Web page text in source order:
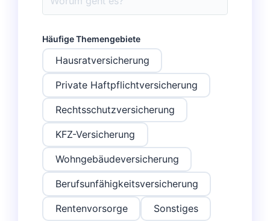
Häufige Themengebiete
Hausratversicherung
Private Haftpflichtversicherung
Rechtsschutzversicherung
KFZ-Versicherung
Wohngebäudeversicherung
Berufsunfähigkeitsversicherung
Rentenvorsorge Sonstiges